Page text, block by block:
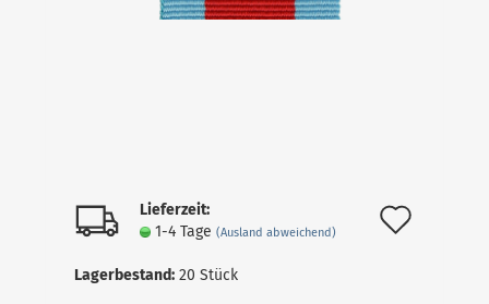
Lieferzeit:
1-4 Tage (Ausland abweichend)
Lagerbestand: 20 Stück